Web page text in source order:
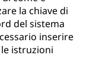
la chiave di
del sistema
inserire
istruzioni